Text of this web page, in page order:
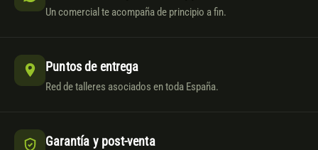
Un comercial te acompaña de principio a fin.
Puntos de entrega
Red de talleres asociados en toda España.
Garantía y post-venta